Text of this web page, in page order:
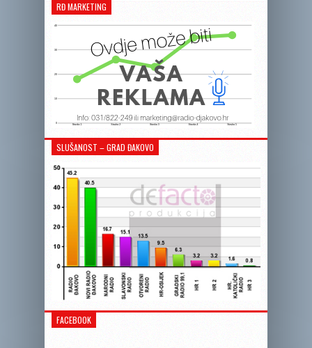
RĐ MARKETING
SLUŠANOST – GRAD ĐAKOVO
FACEBOOK